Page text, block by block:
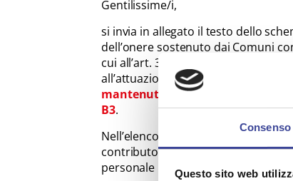
Consenso
Questo sito web
Gentilissime/i,
si invia in allegato il testo dello
dell’onere sostenuto dai Comuni
cui all’art. 31-bis del D.L. n 152/
all’attuazione dei progetti del PNRR).
mantenuta la possibilità di
B3.
Nell’elenco allegato allo schema di
contributo del Fondo ministeriale
personale per gli anni che vanno dal